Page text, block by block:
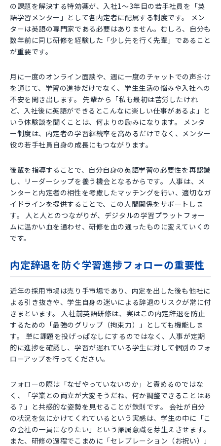
の課題を解決する特効薬が、入社1〜3年目の若手社員を「英
語学習メンター」として各内定者に配属する制度です。 メン
ターは英語の専門家である必要はありません。むしろ、自分も
数年前に同じ研修を経験した「少し先を行く先輩」であること
が重要です。
月に一度のオンライン面談や、週に一度のチャットでの声掛け
を通じて、学習の進捗だけでなく、学生生活の悩みや入社への
不安を聞き出します。 先輩から「私も最初は苦労したけれ
ど、入社後に英語ができるとこんなに楽しい仕事があるよ」と
いう体験談を聞くことは、何よりの励みになります。 メンタ
ー制度は、内定者の学習継続率を高めるだけでなく、メンター
役の若手社員自身の成長にもつながります。
後輩を指導することで、自分自身の英語学習の必要性を再認識
し、リーダーシップを養う機会となるからです。 人事は、メ
ンターと内定者の相性を考慮したマッチングを行い、適切なガ
イドラインを提供することで、この人間関係をサポートしま
す。 人と人とのつながりが、デジタルの学習プラットフォー
ムに温かい血を通わせ、研修を血の通ったものに変えていくの
です。
内定辞退を防ぐ学習進捗フォローの重要性
近年の採用市場は売り手市場であり、内定を出した後も他社に
よる引き抜きや、学生自身の迷いによる辞退のリスクが常に付
きまといます。 入社前英語研修は、実はこの内定辞退を防止
するための「最強のグリップ（拘束力）」としても機能しま
す。 単に課題を投げっぱなしにするのではなく、人事が定期
的に進捗を確認し、学習が遅れている学生に対して個別のフォ
ローアップを行ってください。
フォローの際は「なぜやっていないのか」と責めるのではな
く、「学業との両立が大変そうだね、何か調整できることはあ
る？」と共感的な姿勢を見せることが鉄則です。 会社が自分
の状況を気にかけてくれているという実感は、学生の中に「こ
の会社の一員になりたい」という帰属意識を芽生えさせます。
また、研修の過程でこまめに「セレブレーション（お祝い）」